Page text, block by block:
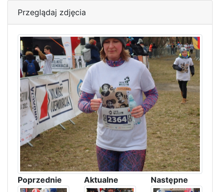
Przeglądaj zdjęcia
Poprzednie Aktualne Następne